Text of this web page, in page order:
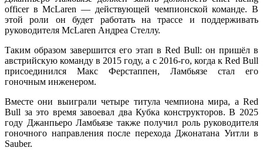
officer в McLaren — действующей чемпионской команде. В
этой роли он будет работать на трассе и поддерживать
руководителя McLaren Андреа Стеллу.
Таким образом завершится его этап в Red Bull: он пришёл в
австрийскую команду в 2015 году, а с 2016-го, когда к Red Bull
присоединился Макс Ферстаппен, Ламбьязе стал его
гоночным инженером.
Вместе они выиграли четыре титула чемпиона мира, а Red
Bull за это время завоевал два Кубка конструкторов. В 2025
году Джанпьеро Ламбьязе также получил роль руководителя
гоночного направления после перехода Джонатана Уитли в
Sauber.